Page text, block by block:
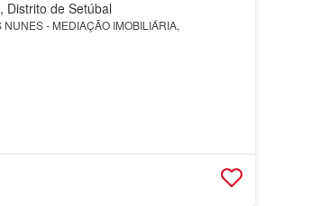
Distrito de Setúbal
- MEDIAÇÃO IMOBILIÁRIA,